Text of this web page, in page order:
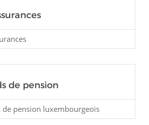
de pension
de pension luxembourgeois